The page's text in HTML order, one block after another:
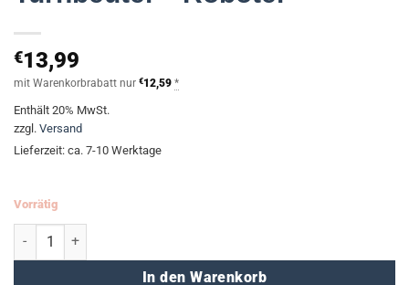
€13,99
mit Warenkorbrabatt nur €12,59 *
Enthält 20% MwSt.
zzgl. Versand
Lieferzeit: ca. 7-10 Werktage
Vorrätig
Turnbeutel - Roboter Menge
In den Warenkorb